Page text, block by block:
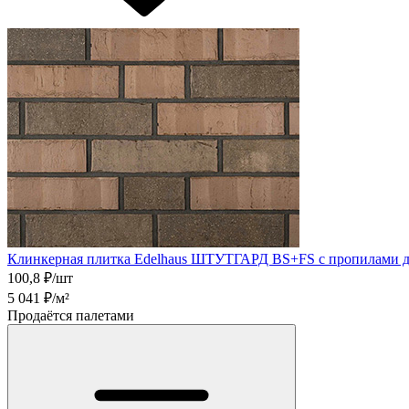
Клинкерная плитка Edelhaus ШТУТГАРД BS+FS с пропилами
100,8 ₽/шт
5 041 ₽/м²
Продаётся палетами